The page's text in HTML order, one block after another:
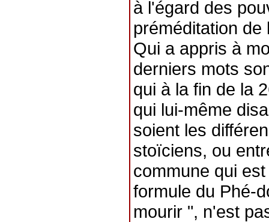
à l'égard des
préméditation de
Qui a appris à
derniers mots
qui à la fin de la
qui lui-même
soient les
stoïciens, ou
commune qui
formule du Phé-
mourir ", n'est